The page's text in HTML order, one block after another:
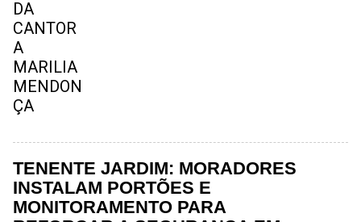
vendendo as fotos. Cada foto, no
valor de R$20 (Vinte reais). A
assessoria da família de Marília
Mendonça, se pronunciou sobre o
TENENTE JARDIM: MORADORES
INSTALAM PORTÕES E
MONITORAMENTO PARA